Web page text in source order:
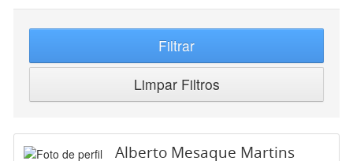
Filtrar
Limpar Filtros
Alberto Mesaque Martins